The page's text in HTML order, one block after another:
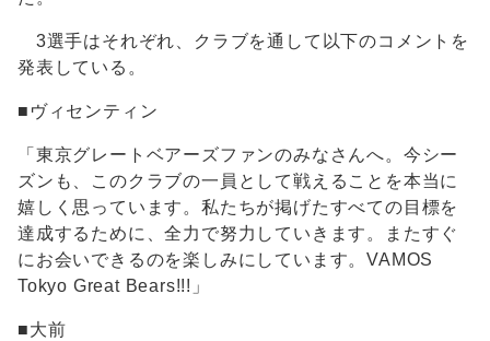
3選手はそれぞれ、クラブを通して以下のコメントを
発表している。
■ヴィセンティン
「東京グレートベアーズファンのみなさんへ。今シー
ズンも、このクラブの一員として戦えることを本当に
嬉しく思っています。私たちが掲げたすべての目標を
達成するために、全力で努力していきます。またすぐ
にお会いできるのを楽しみにしています。VAMOS
Tokyo Great Bears!!!」
■大前